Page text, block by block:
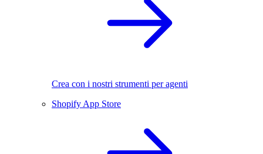
Crea con i nostri strumenti per agenti
Shopify App Store